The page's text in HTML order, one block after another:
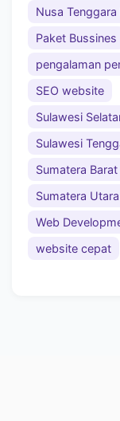
Nusa Tenggara
Paket Bussines
pengalaman
SEO website
Sulawesi
Sulawesi
Sumatera Barat
Sumatera Utara
Web
website cepat